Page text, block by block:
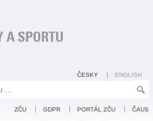
ČESKY ENGLISH
ZČU GDPR PORTÁL ZČU ČAUS